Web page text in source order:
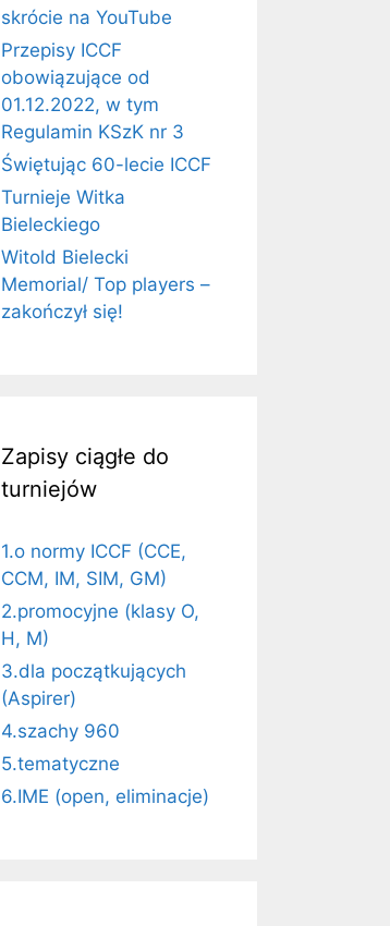
skrócie na YouTube
Przepisy ICCF
obowiązujące od
01.12.2022, w tym
Regulamin KSzK nr 3
Świętując 60-lecie ICCF
Turnieje Witka
Bieleckiego
Witold Bielecki
Memorial/ Top players –
zakończył się!
Zapisy ciągłe do
turniejów
1.o normy ICCF (CCE,
CCM, IM, SIM, GM)
2.promocyjne (klasy O,
H, M)
3.dla początkujących
(Aspirer)
4.szachy 960
5.tematyczne
6.IME (open, eliminacje)